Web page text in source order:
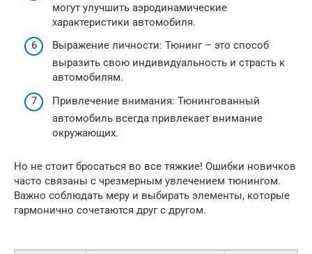
могут улучшить аэродинамические
характеристики автомобиля.
Выражение личности: Тюнинг – это способ
выразить свою индивидуальность и страсть к
автомобилям.
Привлечение внимания: Тюнингованный
автомобиль всегда привлекает внимание
окружающих.
Но не стоит бросаться во все тяжкие! Ошибки новичков
часто связаны с чрезмерным увлечением тюнингом.
Важно соблюдать меру и выбирать элементы, которые
гармонично сочетаются друг с другом.